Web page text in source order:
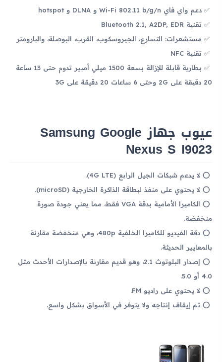
دعم واي فاي Wi-Fi 802.11 b/g/n و DLNA و hotspot
تقنية Bluetooth 2.1, A2DP, EDR
مستشعرات: التسارع، الجيروسكوب، القرب، البوصلة، والبارومتر
تقنية NFC
بطارية قابلة للإزالة بسعة 1500 ميلي أمبير تدوم حتى 13 ساعة
20 دقيقة على 2G وحتى 6 ساعات 20 دقيقة على 3G
عيوب جهاز Samsung Google
Nexus S I9023
لا يدعم شبكات الجيل الرابع (4G LTE).
لا يحتوي على منفذ لبطاقة الذاكرة الخارجية (microSD).
الكاميرا الأمامية بدقة VGA فقط، مما يعني جودة صورة
منخفضة.
دقة الفيديو للكاميرا الخلفية 480p، وهي منخفضة مقارنة
بالمعايير الحديثة.
إصدار البلوتوث 2.1، وهو قديم مقارنة بالإصدارات الأحدث مثل
4.0 أو 5.0.
لا يحتوي على راديو FM.
تم إيقاف إنتاجه ولا يتوفر في الأسواق بشكل واسع.